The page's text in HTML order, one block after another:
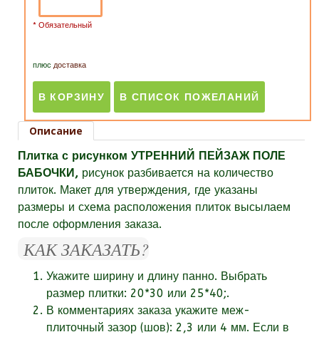
* Обязательный
плюс доставка
Описание
Плитка с рисунком УТРЕННИЙ ПЕЙЗАЖ ПОЛЕ
БАБОЧКИ, рисунок разбивается на количество
плиток. Макет для утверждения, где указаны
размеры и схема расположения плиток высылаем
после оформления заказа.
КАК ЗАКАЗАТЬ?
Укажите ширину и длину панно. Выбрать
размер плитки: 20*30 или 25*40;.
В комментариях заказа укажите меж-
плиточный зазор (шов): 2,3 или 4 мм. Если в